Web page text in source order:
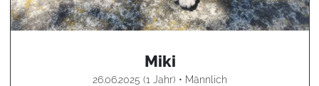
Miki
26.06.2025 (1 Jahr) • Männlich